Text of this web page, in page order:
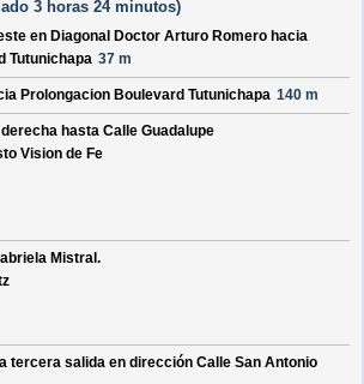
3 horas 24 minutos)
en Diagonal Doctor Arturo Romero hacia
Tutunichapa 37 m
Prolongacion Boulevard Tutunichapa 140 m
hasta Calle Guadalupe
Vision de Fe
Mistral .
tercera salida en dirección Calle San Antonio